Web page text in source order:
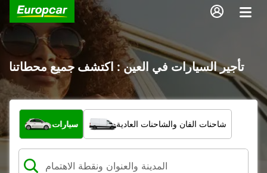
تأجير السيارات في العين : اكتشف جميع محطاتنا
ما نوع المركبة؟
سيارات شاحنات الفان والشاحنات العادية